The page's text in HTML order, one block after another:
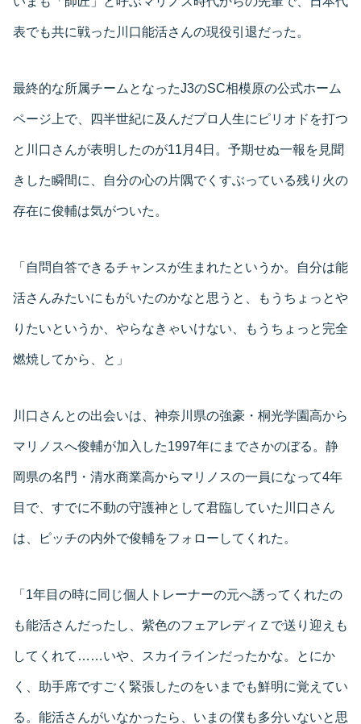
表でも共に戦った川口能活さんの現役引退だった。
最終的な所属チームとなったJ3のSC相模原の公式ホーム
ページ上で、四半世紀に及んだプロ人生にピリオドを打つ
と川口さんが表明したのが11月4日。予期せぬ一報を見聞
きした瞬間に、自分の心の片隅でくすぶっている残り火の
存在に俊輔は気がついた。
「自問自答できるチャンスが生まれたというか。自分は能
活さんみたいにもがいたのかなと思うと、もうちょっとや
りたいというか、やらなきゃいけない、もうちょっと完全
燃焼してから、と」
川口さんとの出会いは、神奈川県の強豪・桐光学園高から
マリノスへ俊輔が加入した1997年にまでさかのぼる。静
岡県の名門・清水商業高からマリノスの一員になって4年
目で、すでに不動の守護神として君臨していた川口さん
は、ピッチの内外で俊輔をフォローしてくれた。
「1年目の時に同じ個人トレーナーの元へ誘ってくれたの
も能活さんだったし、紫色のフェアレディＺで送り迎えも
してくれて……いや、スカイラインだったかな。とにか
く、助手席ですごく緊張したのをいまでも鮮明に覚えてい
る。能活さんがいなかったら、いまの僕も多分いないと思